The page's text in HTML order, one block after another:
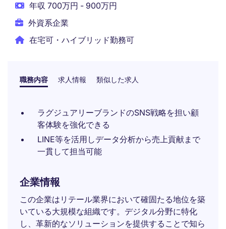
年収 700万円 - 900万円
外資系企業
在宅可・ハイブリッド勤務可
職務内容 求人情報 類似した求人
ラグジュアリーブランドのSNS戦略を担い顧
客体験を強化できる
LINE等を活用しデータ分析から売上貢献まで
一貫して担当可能
企業情報
この企業はリテール業界において確固たる地位を築
いている大規模な組織です。デジタル分野に特化
し、革新的なソリューションを提供することで知ら